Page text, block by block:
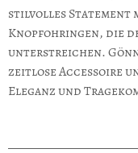
stilvolles Statement
Knopfohringen, die
unterstreichen.
zeitlose Accessoire
Eleganz und